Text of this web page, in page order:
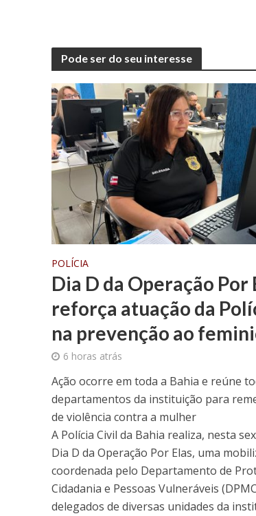
Pode ser do seu interesse
POLÍCIA
Dia D da Operação Por
reforça atuação da
na prevenção ao
6 horas atrás
Ação ocorre em toda a Bahia e reúne
departamentos da instituição para
de violência contra a mulher
A Polícia Civil da Bahia realiza, nesta
Dia D da Operação Por Elas, uma
coordenada pelo Departamento de
Cidadania e Pessoas Vulneráveis
delegados de diversas unidades da